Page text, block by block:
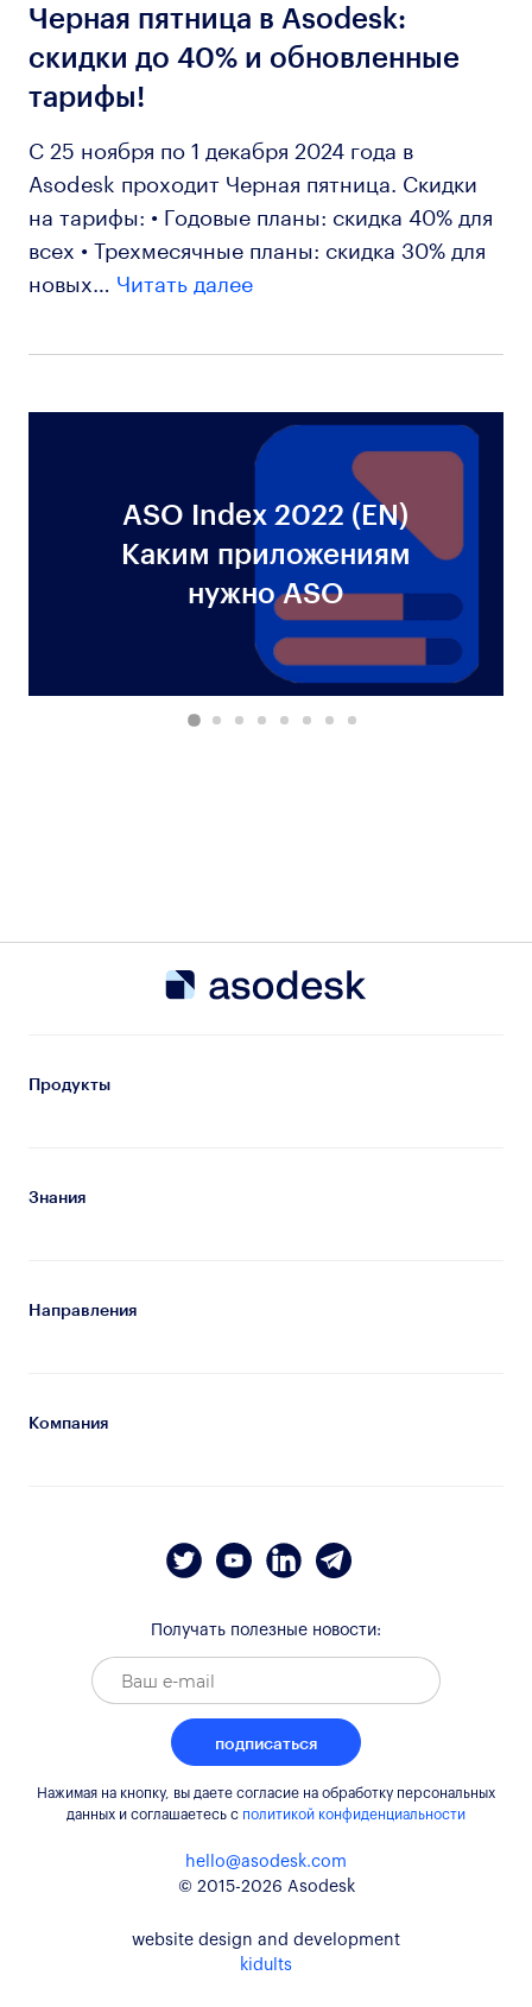
Черная пятница в Asodesk:
скидки до 40% и обновленные
тарифы!
С 25 ноября по 1 декабря 2024 года в
Asodesk проходит Черная пятница. Скидки
на тарифы: • Годовые планы: скидка 40% для
всех • Трехмесячные планы: скидка 30% для
новых… Читать далее
ASO Index 2022 (EN)
Каким приложениям
нужно ASO
Продукты
Знания
Направления
Компания
Получать полезные новости:
подписаться
Нажимая на кнопку, вы даете согласие на обработку персональных
данных и соглашаетесь c политикой конфиденциальности
hello@asodesk.com
© 2015-2026 Asodesk
website design and development
kidults